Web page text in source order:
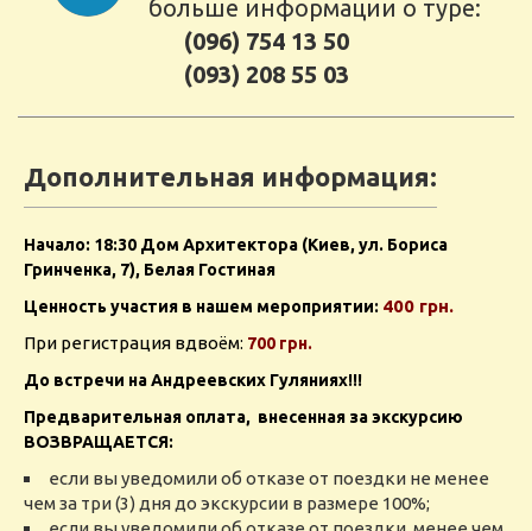
больше информации о туре:
(096) 754 13 50
(093) 208 55 03
Дополнительная информация:
Начало: 18:30 Дом Архитектора (Киев, ул. Бориса
Гринченка, 7), Белая Гостиная
Ценность участия в нашем мероприятии: 400 грн.
При регистрация вдвоём: 700 грн.
До встречи на Андреевских Гуляниях!!!
Предварительная оплата, внесенная за экскурсию
ВОЗВРАЩАЕТСЯ:
если вы уведомили об отказе от поездки не менее
чем за три (3) дня до экскурсии в размере 100%;